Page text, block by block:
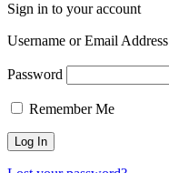
Sign in to your account
Username or Email Address
Password
Remember Me